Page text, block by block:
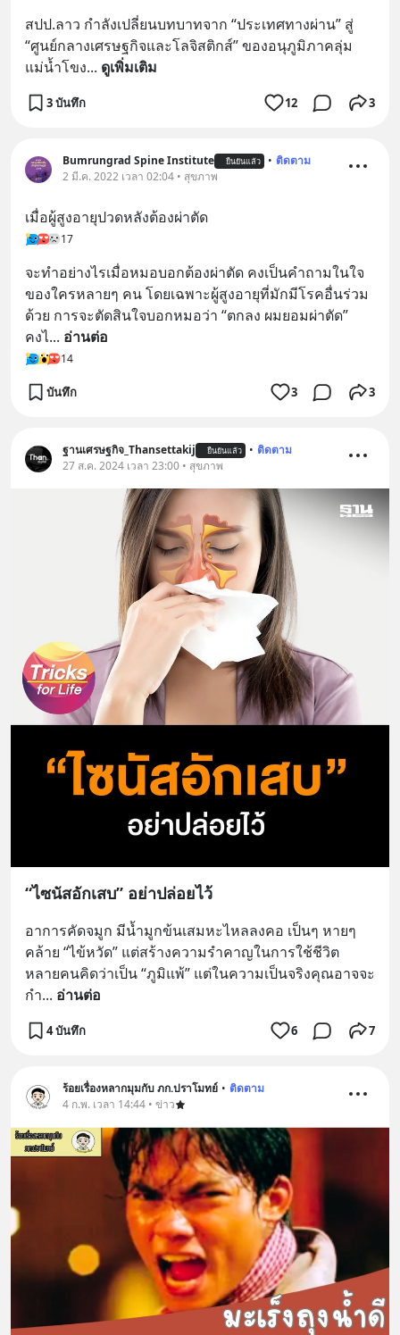
สปป.ลาว กำลังเปลี่ยนบทบาทจาก “ประเทศทางผ่าน” สู่
“ศูนย์กลางเศรษฐกิจและโลจิสติกส์” ของอนุภูมิภาคลุ่ม
แม่น้ำโขง... ดูเพิ่มเติม
3 บันทึก 12 3
Bumrungrad Spine Institute ยืนยันแล้ว • ติดตาม
2 มี.ค. 2022 เวลา 02:04 • สุขภาพ
เมื่อผู้สูงอายุปวดหลังต้องผ่าตัด
17
จะทำอย่างไรเมื่อหมอบอกต้องผ่าตัด คงเป็นคำถามในใจ
ของใครหลายๆ คน โดยเฉพาะผู้สูงอายุที่มักมีโรคอื่นร่วม
ด้วย การจะตัดสินใจบอกหมอว่า “ตกลง ผมยอมผ่าตัด”
คงไ... อ่านต่อ
14
บันทึก 3 3
ฐานเศรษฐกิจ_Thansettakij ยืนยันแล้ว • ติดตาม
27 ส.ค. 2024 เวลา 23:00 • สุขภาพ
“ไซนัสอักเสบ” อย่าปล่อยไว้
อาการคัดจมูก มีนํ้ามูกข้นเสมหะไหลลงคอ เป็นๆ หายๆ
คล้าย “ไข้หวัด” แต่สร้างความรำคาญในการใช้ชีวิต
หลายคนคิดว่าเป็น “ภูมิแพ้” แต่ในความเป็นจริงคุณอาจจะ
กำ... อ่านต่อ
4 บันทึก 6 7
ร้อยเรื่องหลากมุมกับ ภก.ปราโมทย์ • ติดตาม
4 ก.พ. เวลา 14:44 • ข่าว